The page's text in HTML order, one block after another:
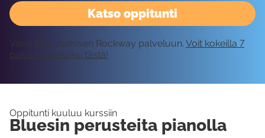
Katso oppitunti
Vaatii kirjautumisen Rockway palveluun. Voit kokeilla 7
päivää ilmaiseksi tästä!
Oppitunti kuuluu kurssiin
Bluesin perusteita pianolla